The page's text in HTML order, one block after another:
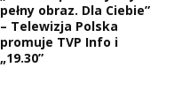
pełny obraz. Dla Ciebie”
– Telewizja Polska
promuje TVP Info i
„19.30”